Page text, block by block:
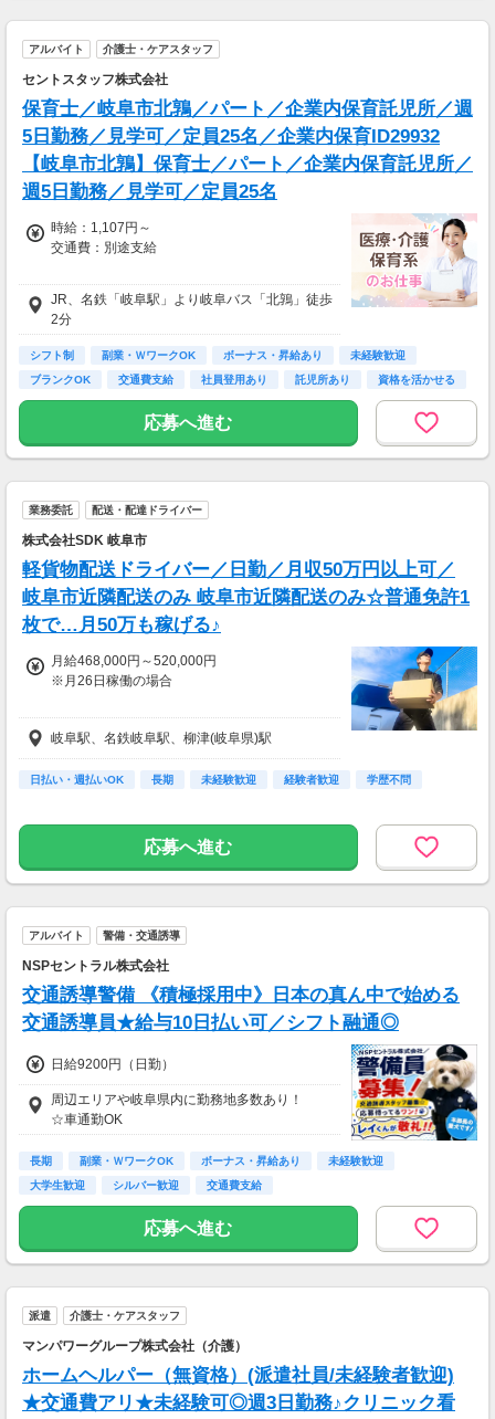
アルバイト 介護士・ケアスタッフ
セントスタッフ株式会社
保育士／岐阜市北鶉／パート／企業内保育託児所／週
5日勤務／見学可／定員25名／企業内保育ID29932
【岐阜市北鶉】保育士／パート／企業内保育託児所／
週5日勤務／見学可／定員25名
時給：1,107円～
交通費：別途支給
・5:00～8:00：時給＋200円
・22:00～翌5:00：時給＋300円
・土日祝：時給＋50円
雇用期間の定めなし
JR、名鉄「岐阜駅」より岐阜バス「北鶉」徒歩
2分
シフト制 副業・ＷワークOK ボーナス・昇給あり
未経験歓迎
ブランクOK
交通費支給 社員登用あり 託児所あり 資格を活かせる
応募へ進む
業務委託 配送・配達ドライバー
株式会社SDK 岐阜市
軽貨物配送ドライバー／日勤／月収50万円以上可／
岐阜市近隣配送のみ 岐阜市近隣配送のみ☆普通免許1
枚で…月50万も稼げる♪
月給468,000円～520,000円
※月26日稼働の場合
＜月収例＞
▼月収36万円～40万円
月20日稼働：完全週休2日制
▼月収32.4万円～36万円
月18日稼働：週休3日制
配送ドライバー
月4日：週1日稼働
配送ドライバー
※物量により変動の場合あり。
※上記は1日あたり
岐阜駅、名鉄岐阜駅、柳津(岐阜県)駅
日払い・週払いOK 長期 未経験歓迎 経験者歓迎 学歴不問
応募へ進む
アルバイト 警備・交通誘導
NSPセントラル株式会社
交通誘導警備 《積極採用中》日本の真ん中で始める
交通誘導員★給与10日払い可／シフト融通◎
日給9200円（日勤）
周辺エリアや岐阜県内に勤務地多数あり！
☆車通勤OK
長期 副業・ＷワークOK ボーナス・昇給あり
未経験歓迎
大学生歓迎
シルバー歓迎 交通費支給
応募へ進む
派遣 介護士・ケアスタッフ
マンパワーグループ株式会社（介護）
ホームヘルパー（無資格）(派遣社員/未経験者歓迎)
★交通費アリ★未経験可◎週3日勤務♪クリニック看